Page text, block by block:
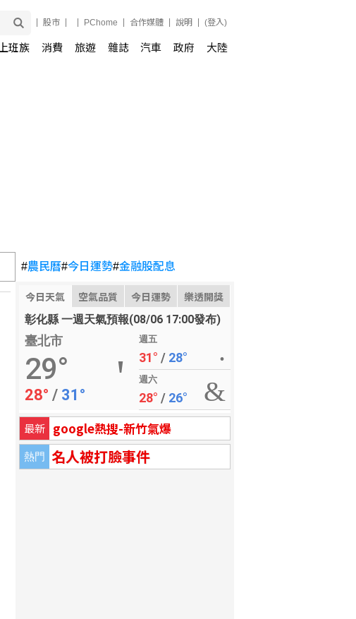
股市 PChome 合作媒體 說明 (登入)
上班族 消費 旅遊 雜誌 汽車 政府 大陸
#農民曆#今日運勢#金融股配息
今日天氣 空氣品質 今日運勢 樂透開獎
彰化縣 一週天氣預報(08/06 17:00發布)
臺北市
29°
28° / 31°
週五
31° / 28°
週六
28° / 26°
最新 google熱搜-新竹氣爆
熱門 名人被打臉事件